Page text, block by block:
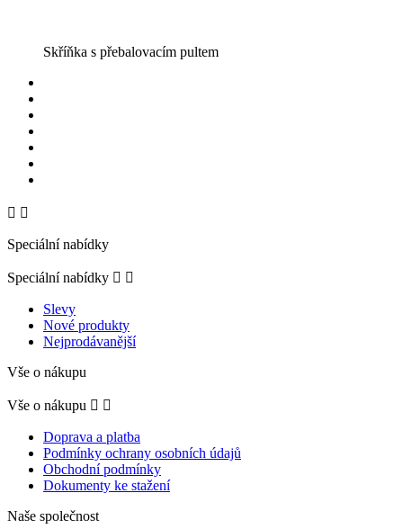
Skříňka s přebalovacím pultem
 
Speciální nabídky
Speciální nabídky  
Slevy
Nové produkty
Nejprodávanější
Vše o nákupu
Vše o nákupu  
Doprava a platba
Podmínky ochrany osobních údajů
Obchodní podmínky
Dokumenty ke stažení
Naše společnost